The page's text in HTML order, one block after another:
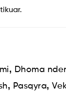
, Dhoma
, Pasqyra,